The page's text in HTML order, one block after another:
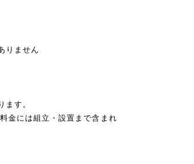
りません
ます。
金には組立・設置まで含まれ